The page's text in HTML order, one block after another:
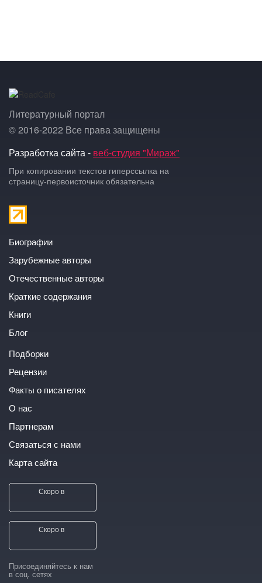
Литературный портал
© 2016-2022 Все права защищены
Разработка сайта - веб-студия "Мираж"
При копировании текстов гиперссылка на
страницу-первоисточник обязательна
Биографии
Зарубежные авторы
Отечественные авторы
Краткие содержания
Книги
Блог
Подборки
Рецензии
Факты о писателях
О нас
Партнерам
Связаться с нами
Карта сайта
Скоро в
Скоро в
Присоединяйтесь к нам
в соц. сетях